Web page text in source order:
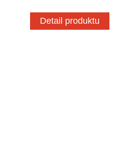
Detail produktu